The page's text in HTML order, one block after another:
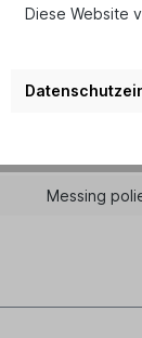
breite,
der
Messing
Diese Website